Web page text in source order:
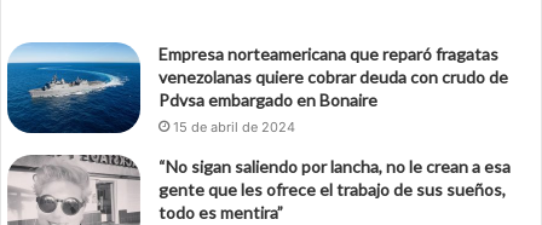
Empresa norteamericana que reparó fragatas
venezolanas quiere cobrar deuda con crudo de
Pdvsa embargado en Bonaire
15 de abril de 2024
“No sigan saliendo por lancha, no le crean a esa
gente que les ofrece el trabajo de sus sueños,
todo es mentira”